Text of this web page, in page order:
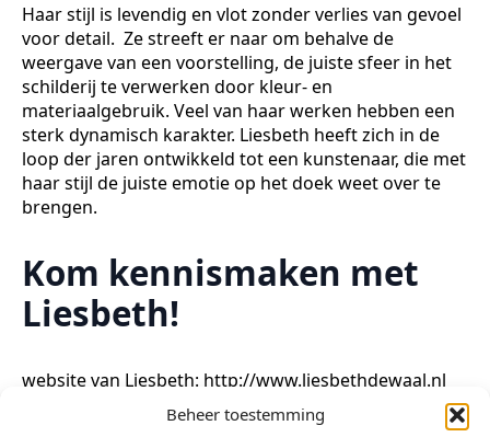
Beheer toestemming
Haar stijl is levendig en vlot zonder verlies van gevoel
voor detail. Ze streeft er naar om behalve de
weergave van een voorstelling, de juiste sfeer in het
schilderij te verwerken door kleur- en
materiaalgebruik. Veel van haar werken hebben een
sterk dynamisch karakter. Liesbeth heeft zich in de
loop der jaren ontwikkeld tot een kunstenaar, die met
haar stijl de juiste emotie op het doek weet over te
brengen.
Kom kennismaken met
Liesbeth!
website van Liesbeth: http://www.liesbethdewaal.nl
De Arsis-zaal is open vanaf 19.30 uur.